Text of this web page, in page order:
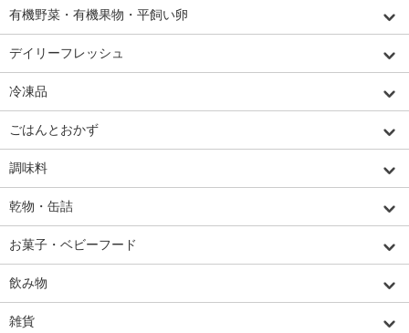
有機野菜・有機果物・平飼い卵
デイリーフレッシュ
冷凍品
ごはんとおかず
調味料
乾物・缶詰
お菓子・ベビーフード
飲み物
雑貨